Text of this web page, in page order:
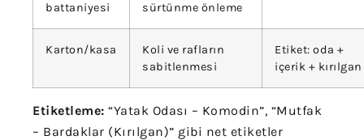
battaniyesi
sürtünme önleme
Karton/kasa
Koli ve rafların
sabitlenmesi
Etiket: oda +
içerik + kırılgan
Etiketleme: “Yatak Odası – Komodin”, “Mutfak
– Bardaklar (Kırılgan)” gibi net etiketler